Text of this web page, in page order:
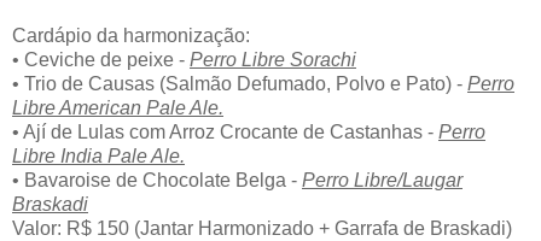
Cardápio da harmonização:
• Ceviche de peixe - Perro Libre Sorachi
• Trio de Causas (Salmão Defumado, Polvo e Pato) - Perro
Libre American Pale Ale.
• Ají de Lulas com Arroz Crocante de Castanhas - Perro
Libre India Pale Ale.
• Bavaroise de Chocolate Belga - Perro Libre/Laugar
Braskadi
Valor: R$ 150 (Jantar Harmonizado + Garrafa de Braskadi)